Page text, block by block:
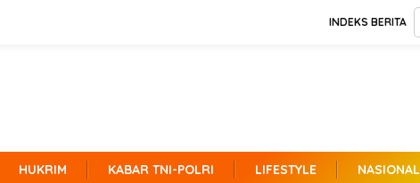
INDEKS BERITA
HUKRIM KABAR TNI-POLRI LIFESTYLE NASIONAL